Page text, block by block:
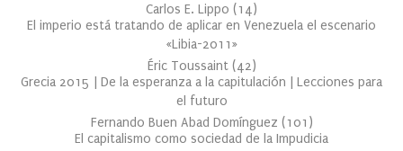
Carlos E. Lippo (14)
El imperio está tratando de aplicar en Venezuela el escenario
«Libia-2011»
Éric Toussaint (42)
Grecia 2015 | De la esperanza a la capitulación | Lecciones para
el futuro
Fernando Buen Abad Domínguez (101 )
El capitalismo como sociedad de la Impudicia